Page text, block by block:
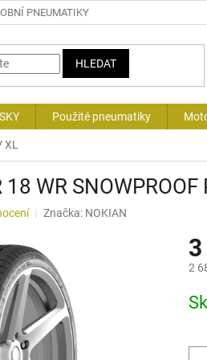
PNEUMATIKY
HLEDAT
Použité pneumatiky
WR SNOWPROOF
Značka: NOKIAN
2